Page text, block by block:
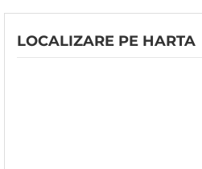
LOCALIZARE PE HARTA